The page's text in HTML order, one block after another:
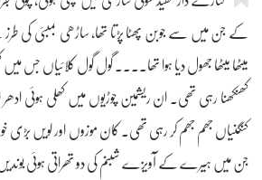
کے جن میں سے جوبن پھٹا پڑتا تھا، ساڑھی بمبئی کی
میٹھا میٹھا جھول دیا ہوا تھا.... گول گول کلائیاں جس میں
کھنکھنا رہی تھی۔ ان ریشمین چوڑیوں میں کھلی ہوئی ادھر
کنگنیاں جھم جھم کر رہی تھی۔ کان موزوں اور لویں بڑی
جن میں ہیرے کے آویزے شبنم کی دو تھراتی ہوئی